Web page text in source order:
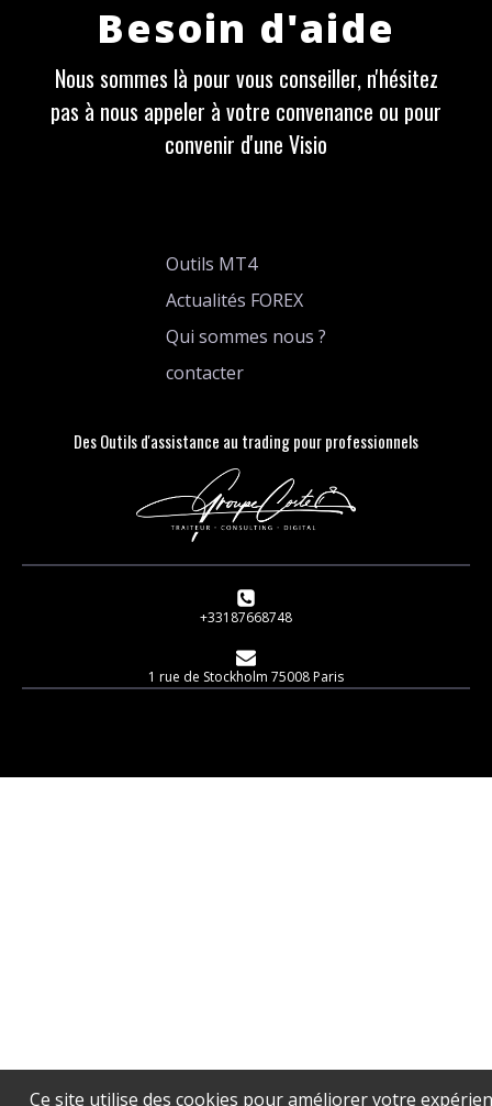
Besoin d'aide
Nous sommes là pour vous conseiller, n'hésitez
pas à nous appeler à votre convenance ou pour
convenir d'une Visio
Outils MT4
Actualités FOREX
Qui sommes nous ?
contacter
Des Outils d'assistance au trading pour professionnels
+33187668748
1 rue de Stockholm 75008 Paris
Ce site utilise des cookies pour améliorer votre